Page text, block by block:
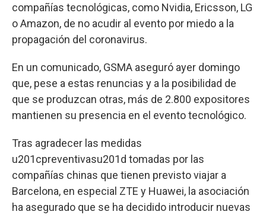
compañías tecnológicas, como Nvidia, Ericsson, LG
o Amazon, de no acudir al evento por miedo a la
propagación del coronavirus.
En un comunicado, GSMA aseguró ayer domingo
que, pese a estas renuncias y a la posibilidad de
que se produzcan otras, más de 2.800 expositores
mantienen su presencia en el evento tecnológico.
Tras agradecer las medidas
u201cpreventivasu201d tomadas por las
compañías chinas que tienen previsto viajar a
Barcelona, en especial ZTE y Huawei, la asociación
ha asegurado que se ha decidido introducir nuevas